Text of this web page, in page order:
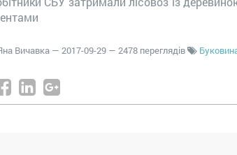
Вичавка — 2017-09-29 — 2478 переглядів